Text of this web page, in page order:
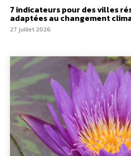
7 indicateurs pour des villes
adaptées au changement
27 juillet 2026